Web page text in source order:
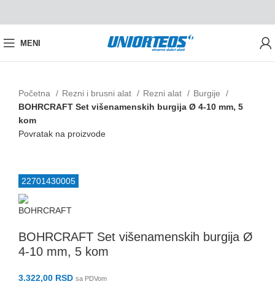
MENI
Početna Rezni i brusni alat Rezni alat
Burgije
BOHRCRAFT Set višenamenskih burgija Ø 4-10 mm, 5
kom
Povratak na proizvode
22701430005
BOHRCRAFT Set višenamenskih burgija Ø
4-10 mm, 5 kom
3.322,00 RSD sa PDVom